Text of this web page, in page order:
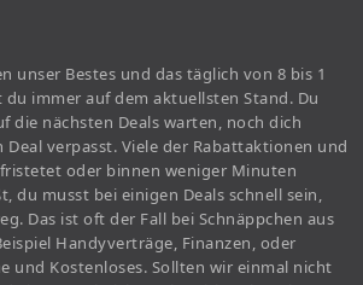
unser Bestes und das täglich von 8 bis 1
immer auf dem aktuellsten Stand. Du
die nächsten Deals warten, noch dich
Deal verpasst. Viele der Rabattaktionen und
oder binnen weniger Minuten
du musst bei einigen Deals schnell sein,
Das ist oft der Fall bei Schnäppchen aus
Handyverträge, Finanzen, oder
und Kostenloses. Sollten wir einmal nicht